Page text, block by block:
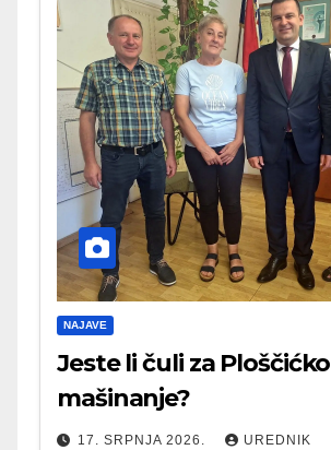
NAJAVE
Jeste li čuli za Ploščićko
mašinanje?
17. SRPNJA 2026. UREDNIK